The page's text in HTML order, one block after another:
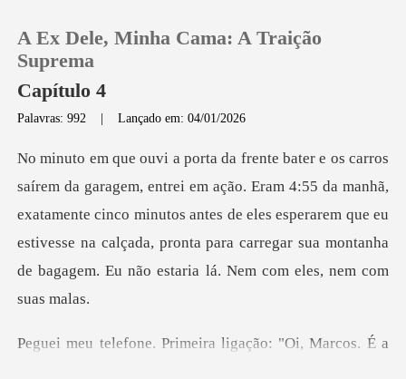
Loja
Histórico
Sair
Baixar App
A Ex Dele, Minha Cama: A Traição
Suprema
Capítulo 4
Palavras: 992 |Lançado em: 04/01/2026
m 4:55 da manhã,
exatamente cinco minutos antes de eles esperarem que eu
estivesse na calçada, p
. Primeira ligação: